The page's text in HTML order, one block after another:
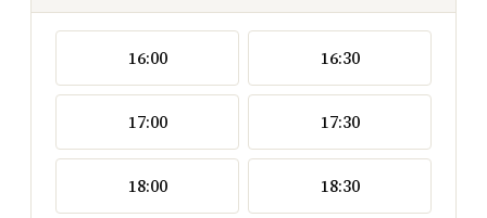
16:00 16:30
17:00 17:30
18:00 18:30